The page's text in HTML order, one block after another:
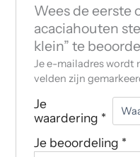
Wees de eerste
acaciahouten
klein” te
Je e-mailadres wordt
velden zijn
Je
waardering *
Je beoordeling *